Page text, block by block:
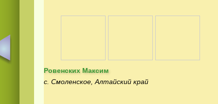
Ровенских Максим
с. Смоленское, Алтайский край